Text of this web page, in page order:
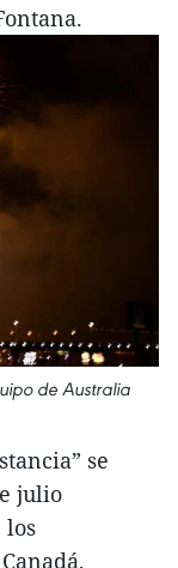
de Australia
se
julio
los